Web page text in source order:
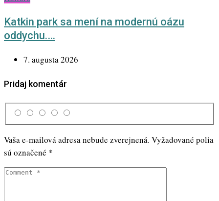
Katkin park sa mení na modernú oázu
oddychu.…
7. augusta 2026
Pridaj komentár
Vaša e-mailová adresa nebude zverejnená. Vyžadované polia
sú označené *